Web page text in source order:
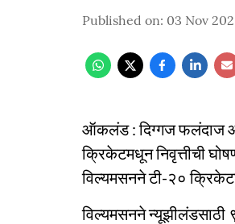
Published on: 03 Nov
ऑकलंड : दिग्गज फलंदाज
क्रिकेटमधून निवृत्तीची
विल्यमसनने टी-२०
विल्यमसनने